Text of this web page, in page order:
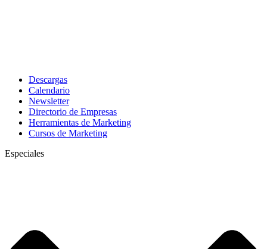
Descargas
Calendario
Newsletter
Directorio de Empresas
Herramientas de Marketing
Cursos de Marketing
Especiales